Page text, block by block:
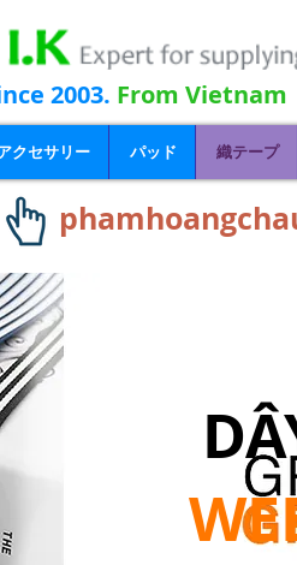
2003. From Vietnam
クセサリー パッド 織テープ